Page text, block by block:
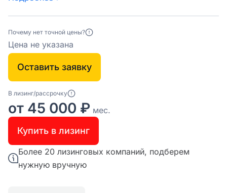
Почему нет точной цены?
Цена не указана
Оставить заявку
В лизинг/рассрочку
от 45 000 ₽ мес.
Купить в лизинг
Более 20 лизинговых компаний, подберем
нужную вручную